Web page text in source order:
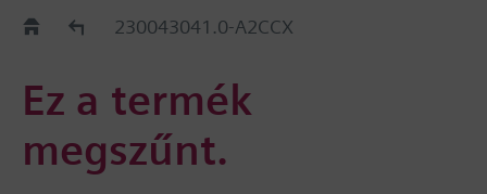
Régi-Új Kiváltási segédlet
230043041.0-A2CCX
Ez a termék
megszűnt.